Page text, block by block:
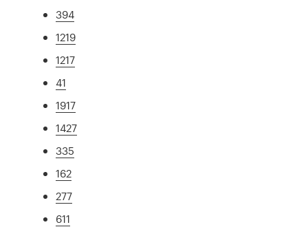
394
1219
1217
41
1917
1427
335
162
277
611